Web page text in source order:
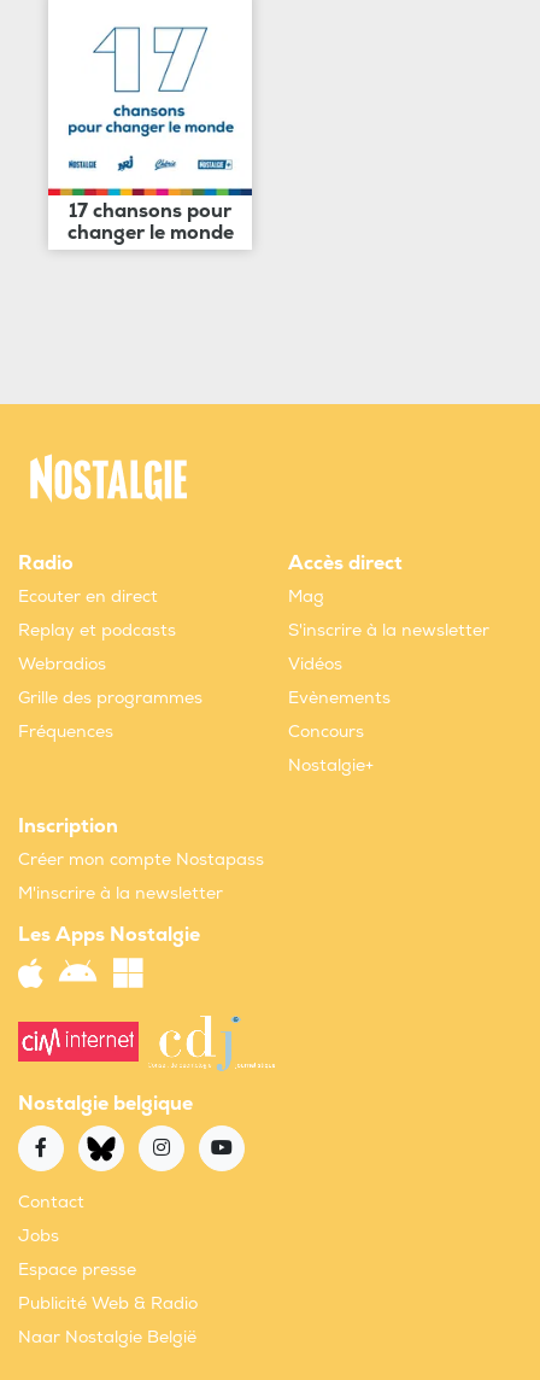
17 chansons pour
changer le monde
Radio
Ecouter en direct
Replay et podcasts
Webradios
Grille des programmes
Fréquences
Accès direct
Mag
S'inscrire à la newsletter
Vidéos
Evènements
Concours
Nostalgie+
Inscription
Créer mon compte Nostapass
M'inscrire à la newsletter
Les Apps Nostalgie
Nostalgie belgique
Contact
Jobs
Espace presse
Publicité Web & Radio
Naar Nostalgie België